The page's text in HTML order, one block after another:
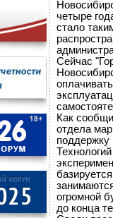
четыре
стало
Сейчас
Как
отдела
поддержку
огромной
до конца